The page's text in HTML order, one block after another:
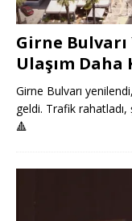
Girne Bulvarı
Ulaşım
Girne Bulvarı
geldi. Trafik rahatladı,
🔺